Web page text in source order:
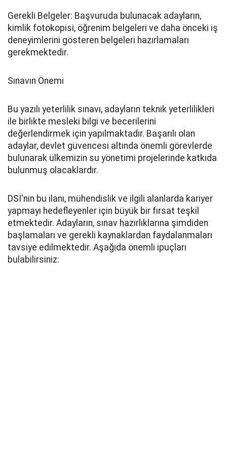
Gerekli Belgeler: Başvuruda bulunacak adayların,
kimlik fotokopisi, öğrenim belgeleri ve daha önceki iş
deneyimlerini gösteren belgeleri hazırlamaları
gerekmektedir.
Sınavın Önemi
Bu yazılı yeterlilik sınavı, adayların teknik yeterlilikleri
ile birlikte mesleki bilgi ve becerilerini
değerlendirmek için yapılmaktadır. Başarılı olan
adaylar, devlet güvencesi altında önemli görevlerde
bulunarak ülkemizin su yönetimi projelerinde katkıda
bulunmuş olacaklardır.
DSİ'nin bu ilanı, mühendislik ve ilgili alanlarda kariyer
yapmayı hedefleyenler için büyük bir fırsat teşkil
etmektedir. Adayların, sınav hazırlıklarına şimdiden
başlamaları ve gerekli kaynaklardan faydalanmaları
tavsiye edilmektedir. Aşağıda önemli ipuçları
bulabilirsiniz: